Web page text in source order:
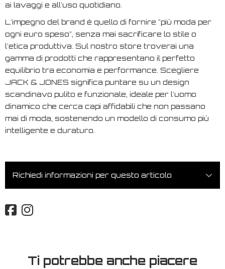
ai lavaggi e all'uso quotidiano.
L'impegno del brand è quello di fornire "più moda per
ogni euro speso", senza mai sacrificare lo stile o
l'etica produttiva. Sul nostro store troverai una
gamma di prodotti che rappresentano il perfetto
equilibrio tra economia e performance. Scegliere
JACK & JONES significa puntare su un design
scandinavo pulito e funzionale, ideale per l'uomo
dinamico che cerca capi affidabili che non passano
mai di moda, sostenendo un modello di consumo più
intelligente e duraturo.
Richiedi informazioni per questo articolo
Ti potrebbe anche piacere